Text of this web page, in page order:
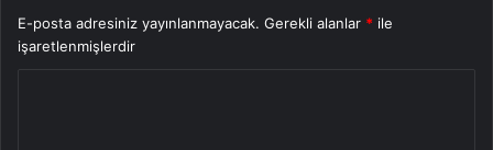
E-posta adresiniz yayınlanmayacak. Gerekli alanlar * ile
işaretlenmişlerdir